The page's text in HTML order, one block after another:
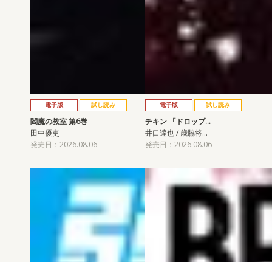
電子版 試し読み
閻魔の教室 第6巻
田中優吏
発売日：2026.08.06
電子版 試し読み
チキン 「ドロップ…
井口達也 / 歳脇将…
発売日：2026.08.06